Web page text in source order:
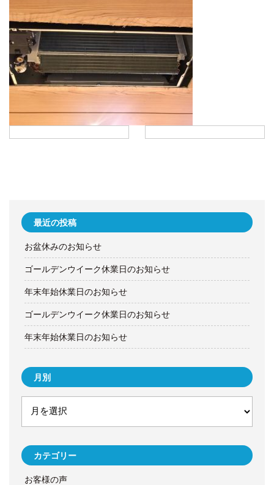
最近の投稿
お盆休みのお知らせ
ゴールデンウイーク休業日のお知らせ
年末年始休業日のお知らせ
ゴールデンウイーク休業日のお知らせ
年末年始休業日のお知らせ
月別
カテゴリー
お客様の声